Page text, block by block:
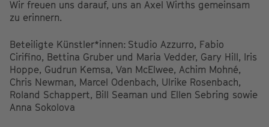
Wir freuen uns darauf, uns an Axel Wirths gemeinsam
zu erinnern.
Beteiligte Künstler*innen: Studio Azzurro, Fabio
Cirifino, Bettina Gruber und Maria Vedder, Gary Hill, Iris
Hoppe, Gudrun Kemsa, Van McElwee, Achim Mohné,
Chris Newman, Marcel Odenbach, Ulrike Rosenbach,
Roland Schappert, Bill Seaman und Ellen Sebring sowie
Anna Sokolova